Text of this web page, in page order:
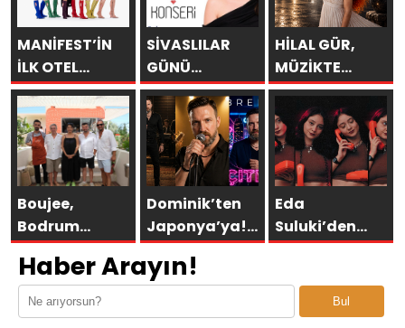
MANİFEST’İN
İLK OTEL
KONSERİ 7
AĞUSTOS’TA
ANTALYA’DA
SİVASLILAR
GÜNÜ
KUTLAMALARINDA
EBRU YAŞAR
RÜZGARI
ESECEK!
HİLAL GÜR,
MÜZİKTE
YARAYI
Boujee,
Bodrum
Asarlık’ta Gün
Batımının En
Şık Adresi
Oldu
Dominik’ten
Japonya’ya!
Bremen’in
“ÇITLAT”ı 30’a
Eda
Suluki’den
Yeni Tekli:
Sorular”
Haber Arayın!
Bul